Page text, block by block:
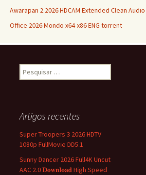
Awarapan 2 2026 HDCAM Extended Clean
Office 2026 Mondo x64-x86 ENG torrent
Pesquisar
por:
Artigos recentes
Super Troopers 3 2026 HDTV
1080p FullMovie DD5.1
Sunny Dancer 2026 Full4K Uncut
AAC 2.0 𝐃𝐨𝐰𝐧𝐥𝐨𝐚𝐝 High Speed